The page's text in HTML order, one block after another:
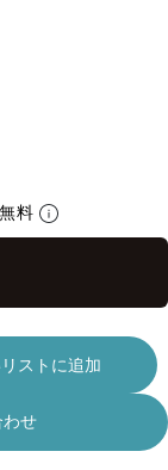
料
ストに追加
わせ